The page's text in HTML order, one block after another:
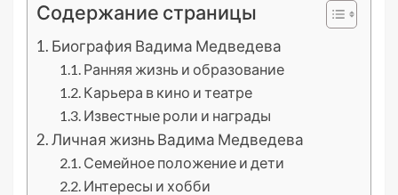
Содержание страницы
Биография Вадима Медведева
Ранняя жизнь и образование
Карьера в кино и театре
Известные роли и награды
Личная жизнь Вадима Медведева
Семейное положение и дети
Интересы и хобби